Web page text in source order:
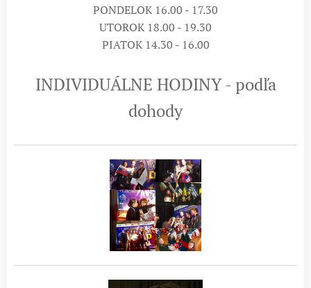
PONDELOK 16.00 - 17.30
UTOROK 18.00 - 19.30
PIATOK 14.30 - 16.00
INDIVIDUÁLNE HODINY - podľa
dohody